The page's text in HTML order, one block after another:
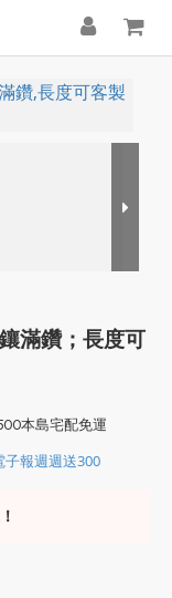
滿鑽；長度可
本島宅配免運
子報週週送300